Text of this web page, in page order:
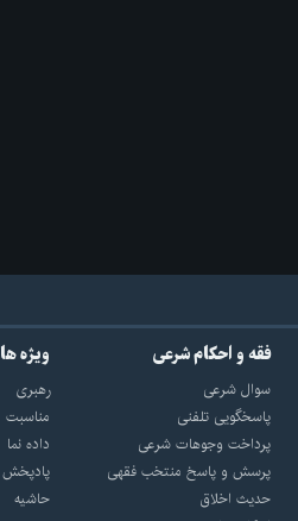
فقه و احکام شرعی
سوال شرعی
پاسخگویی تلفنی
پرداخت وجوهات شرعی
پرسش و پاسخ منتخب فقهی
حدیث اخلاق
ویژه ها
رهبری
مناسبت
داده نما
پادپخش
حاشیه